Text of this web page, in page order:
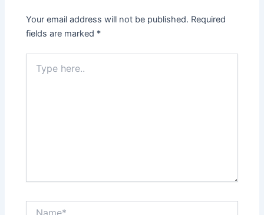
Your email address will not be published. Required
fields are marked *
here..